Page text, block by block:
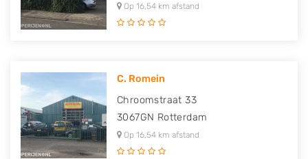
Op 16,54 km afstand
C. Romein
Chroomstraat 33
3067GN Rotterdam
Op 16,54 km afstand